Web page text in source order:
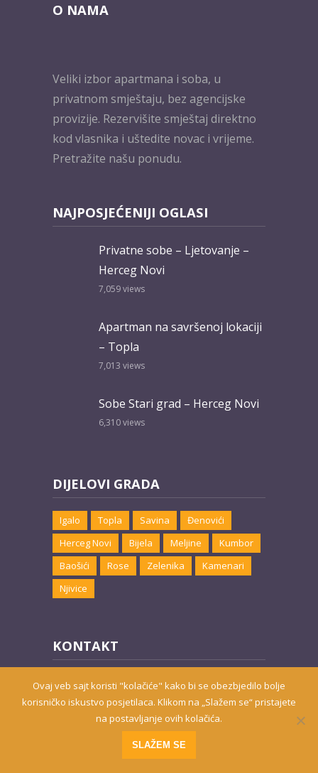
O NAMA
Veliki izbor apartmana i soba, u
privatnom smještaju, bez agencijske
provizije. Rezervišite smještaj direktno
kod vlasnika i uštedite novac i vrijeme.
Pretražite našu ponudu.
NAJPOSJEĆENIJI OGLASI
Privatne sobe – Ljetovanje –
Herceg Novi
7,059views
Apartman na savršenoj lokaciji
– Topla
7,013 views
Sobe Stari grad – Herceg Novi
6,310views
DIJELOVI GRADA
Igalo Topla Savina
Đenovići
Herceg Novi
Bijela Meljine
Kumbor
Baošići
Rose Zelenika
Kamenari
Njivice
KONTAKT
Email:marketing@hnsmjestaj.com
Prisutni od 2010. godine | 2019 © Smještaj u Herceg Novom
Website developed byPRO ECO
Ovaj veb sajt koristi "kolačiće" kako bi se obezbjedilo bolje
korisničko iskustvo posjetilaca. Klikom na „Slažem se“ pristajete
na postavljanje ovih kolačića.
SLAŽEM SE